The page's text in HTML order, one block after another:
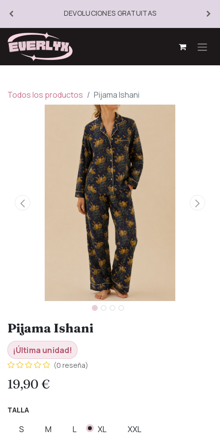
DEVOLUCIONES GRATUITAS
Todos los productos Pijama Ishani
Pijama Ishani
¡Última unidad!
(0 reseña)
19,90€
TALLA
S M L XL XXL